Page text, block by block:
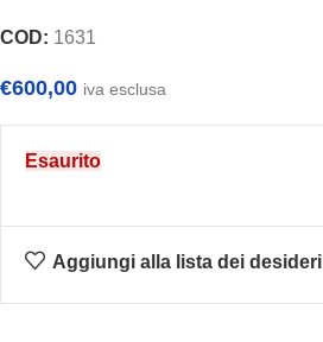
COD: 1631
€600,00 iva esclusa
Esaurito
Aggiungi alla lista dei desideri